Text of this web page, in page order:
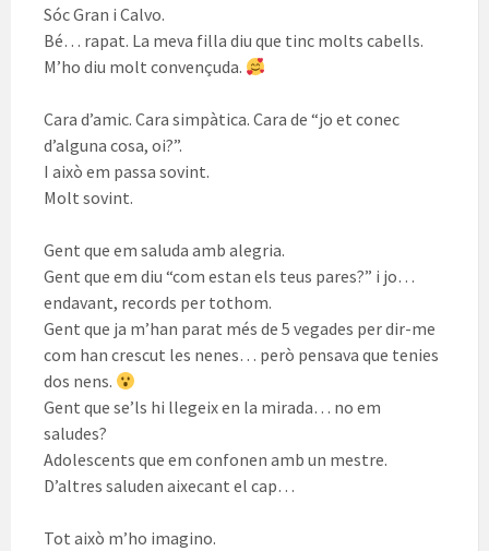
Sóc Gran i Calvo.
Bé… rapat. La meva filla diu que tinc molts cabells.
M’ho diu molt convençuda.
Cara d’amic. Cara simpàtica. Cara de “jo et conec
d’alguna cosa, oi?”.
I això em passa sovint.
Molt sovint.
Gent que em saluda amb alegria.
Gent que em diu “com estan els teus pares?” i jo…
endavant, records per tothom.
Gent que ja m’han parat més de 5 vegades per dir-me
com han crescut les nenes… però pensava que tenies
dos nens.
Gent que se’ls hi llegeix en la mirada… no em
saludes?
Adolescents que em confonen amb un mestre.
D’altres saluden aixecant el cap…
Tot això m’ho imagino.